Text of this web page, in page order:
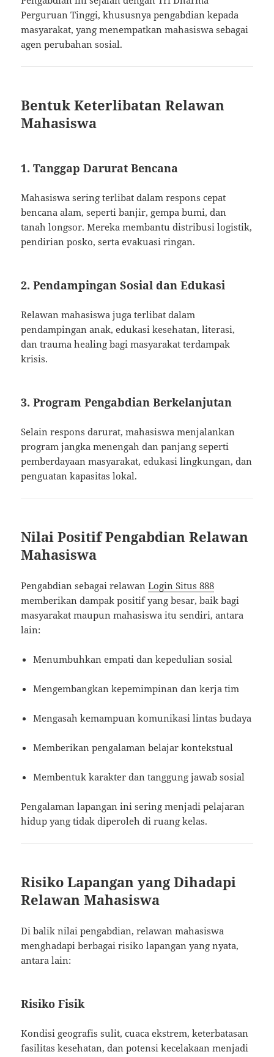
Perguruan Tinggi, khususnya pengabdian kepada
masyarakat, yang menempatkan mahasiswa sebagai
agen perubahan sosial.
Bentuk Keterlibatan Relawan
Mahasiswa
1. Tanggap Darurat Bencana
Mahasiswa sering terlibat dalam respons cepat
bencana alam, seperti banjir, gempa bumi, dan
tanah longsor. Mereka membantu distribusi logistik,
pendirian posko, serta evakuasi ringan.
2. Pendampingan Sosial dan Edukasi
Relawan mahasiswa juga terlibat dalam
pendampingan anak, edukasi kesehatan, literasi,
dan trauma healing bagi masyarakat terdampak
krisis.
3. Program Pengabdian Berkelanjutan
Selain respons darurat, mahasiswa menjalankan
program jangka menengah dan panjang seperti
pemberdayaan masyarakat, edukasi lingkungan, dan
penguatan kapasitas lokal.
Nilai Positif Pengabdian Relawan
Mahasiswa
Pengabdian sebagai relawanLogin Situs 888
memberikan dampak positif yang besar, baik bagi
masyarakat maupun mahasiswa itu sendiri, antara
lain:
Menumbuhkan empati dan kepedulian sosial
Mengembangkan kepemimpinan dan kerja tim
Mengasah kemampuan komunikasi lintas budaya
Memberikan pengalaman belajar kontekstual
Membentuk karakter dan tanggung jawab sosial
Pengalaman lapangan ini sering menjadi pelajaran
hidup yang tidak diperoleh di ruang kelas.
Risiko Lapangan yang Dihadapi
Relawan Mahasiswa
Di balik nilai pengabdian, relawan mahasiswa
menghadapi berbagai risiko lapangan yang nyata,
antara lain:
Risiko Fisik
Kondisi geografis sulit, cuaca ekstrem, keterbatasan
fasilitas kesehatan, dan potensi kecelakaan menjadi